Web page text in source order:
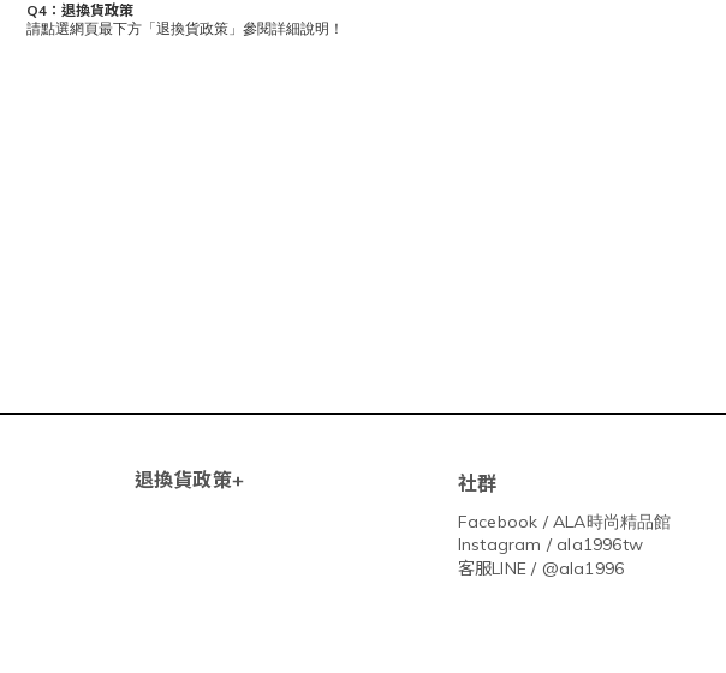
Q4：退換貨政策
請點選網頁最下方「退換貨政策」參閱詳細說明！
退換貨政策+ 社群
Facebook / ALA時尚精品館
Instagram / ala1996tw
客服LINE / @ala1996